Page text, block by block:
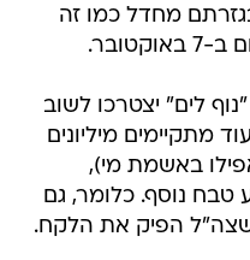
מחדל כמו זה
לים" יצטרכו לשוב
מתקיימים מיליונים
באשמת מי),
טבח נוסף. כלומר, גם
שצה"ל הפיק את הלקח.